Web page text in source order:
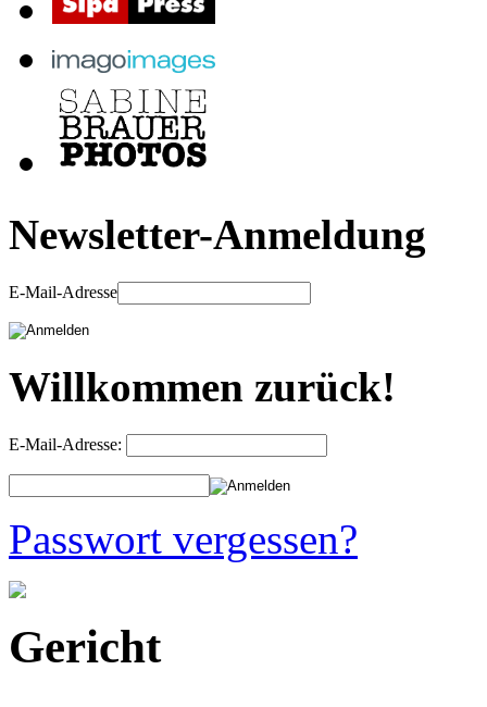
Newsletter-Anmeldung
E-Mail-Adresse
Willkommen zurück!
E-Mail-Adresse:
Passwort vergessen?
Gericht